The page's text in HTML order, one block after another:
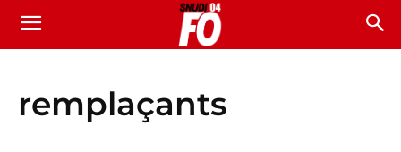
remplaçants